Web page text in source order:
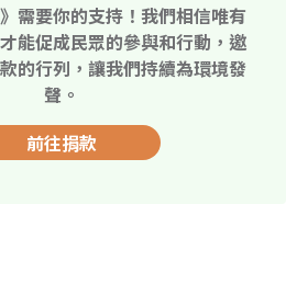
需要你的支持！我們相信唯有
能促成民眾的參與和行動，邀
的行列，讓我們持續為環境發
聲。
前往捐款